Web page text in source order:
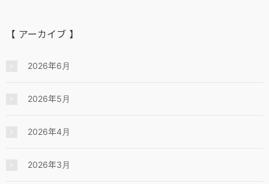
【 アーカイブ 】
2026年6月
2026年5月
2026年4月
2026年3月